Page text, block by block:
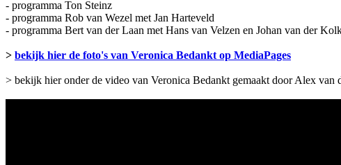
- programma Ton Steinz
- programma Rob van Wezel met Jan Harteveld
- programma Bert van der Laan met Hans van Velzen en Johan van der
> bekijk hier de foto's van Veronica Bedankt op MediaPages
> bekijk hier onder de video van Veronica Bedankt gemaakt door Alex van